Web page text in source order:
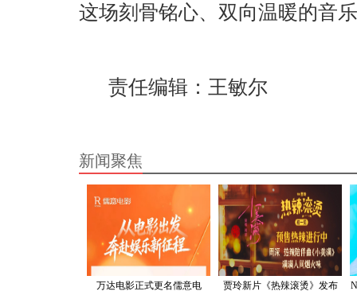
这场刻骨铭心、双向温暖的音
责任编辑：王敏尔
新闻聚焦
万达电影正式更名儒意电
贾玲新片《热辣滚烫》发布